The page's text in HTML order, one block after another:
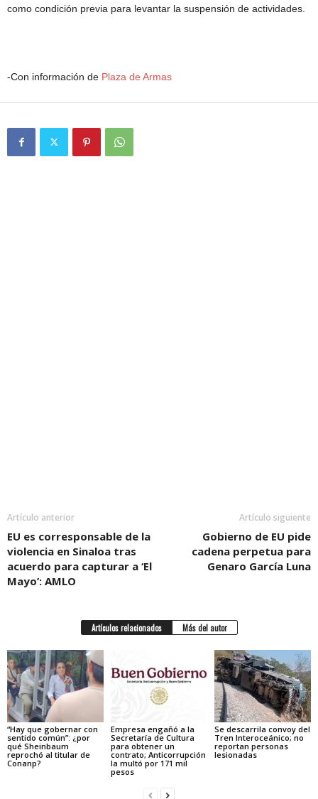
como condición previa para levantar la suspensión de actividades.
-Con información de Plaza de Armas
Artículo anterior
EU es corresponsable de la
violencia en Sinaloa tras
acuerdo para capturar a ‘El
Mayo’: AMLO
Artículo siguiente
Gobierno de EU pide
cadena perpetua para
Genaro García Luna
Artículos relacionados Más del autor
“Hay que gobernar con
sentido común”: ¿por
qué Sheinbaum
reprochó al titular de
Conanp?
Empresa engañó a la
Secretaría de Cultura
para obtener un
contrato; Anticorrupción
la multó por 171 mil
pesos
Se descarrila convoy del
Tren Interoceánico; no
reportan personas
lesionadas